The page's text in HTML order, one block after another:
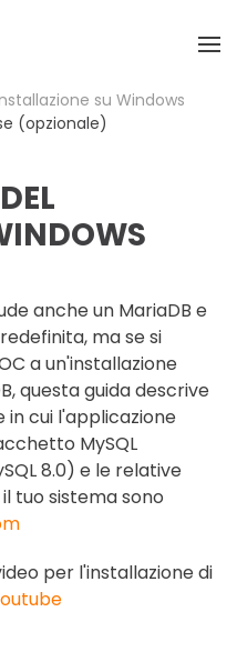
su Windows
(opzionale)
anche un MariaDB e
ma se si
a un'installazione
questa guida descrive
cui l'applicazione
MySQL
8.0) e le relative
tuo sistema sono
per l'installazione di